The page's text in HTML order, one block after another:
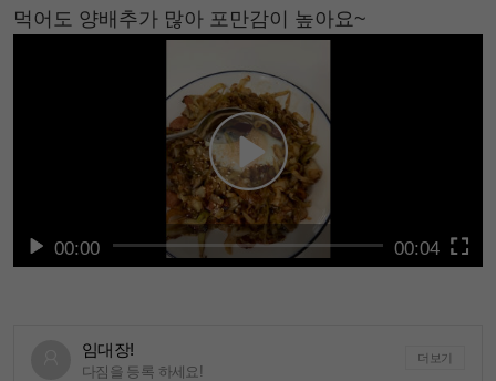
먹어도 양배추가 많아 포만감이 높아요~
00:00 00:04
임대장!
다짐을 등록 하세요!
더보기